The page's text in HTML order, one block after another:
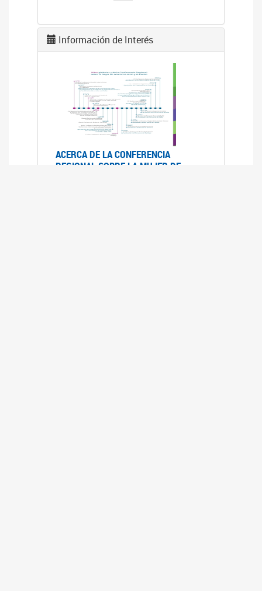
Información de Interés
ACERCA DE LA CONFERENCIA
REGIONAL SOBRE LA MUJER DE